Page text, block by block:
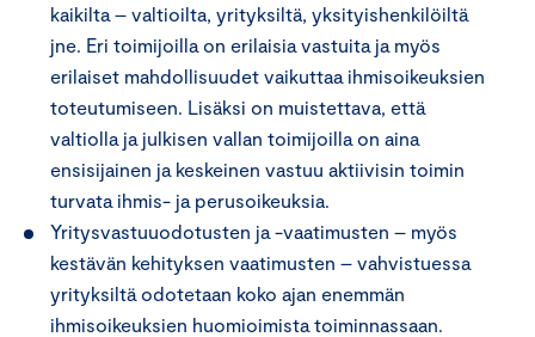
kaikilta – valtioilta, yrityksiltä, yksityishenkilöiltä
jne. Eri toimijoilla on erilaisia vastuita ja myös
erilaiset mahdollisuudet vaikuttaa ihmisoikeuksien
toteutumiseen. Lisäksi on muistettava, että
valtiolla ja julkisen vallan toimijoilla on aina
ensisijainen ja keskeinen vastuu aktiivisin toimin
turvata ihmis- ja perusoikeuksia.
Yritysvastuuodotusten ja -vaatimusten – myös
kestävän kehityksen vaatimusten – vahvistuessa
yrityksiltä odotetaan koko ajan enemmän
ihmisoikeuksien huomioimista toiminnassaan.